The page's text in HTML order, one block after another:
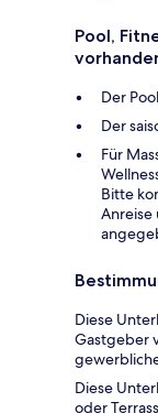
Pool,
Der
Der
Für
Bitte
Diese
Gastgeber
Diese
oder